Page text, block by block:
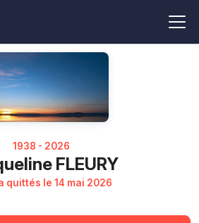
1938 - 2026
FLEURY
quittés le 14 mai 2026